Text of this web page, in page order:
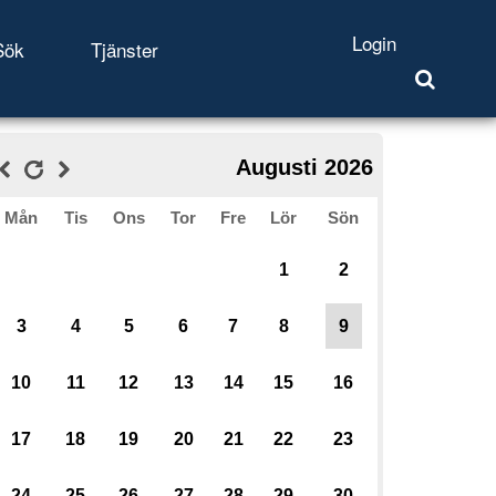
Tjänster Login
Augusti 2026
Mån Tis Ons Tor Fre Lör Sön
1 2
3 4 5 6 7 8 9
10 11 12 13 14 15 16
17 18 19 20 21 22 23